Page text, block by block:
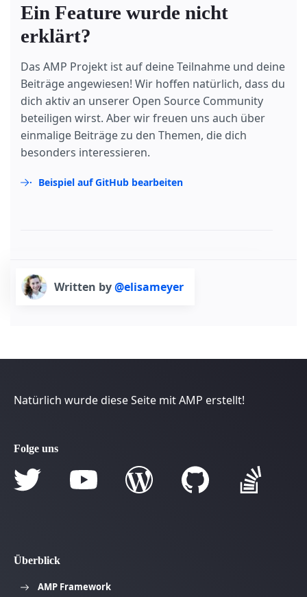
Ein Feature wurde nicht
erklärt?
Das AMP Projekt ist auf deine Teilnahme und deine
Beiträge angewiesen! Wir hoffen natürlich, dass du
dich aktiv an unserer Open Source Community
beteiligen wirst. Aber wir freuen uns auch über
einmalige Beiträge zu den Themen, die dich
besonders interessieren.
Beispiel auf GitHub bearbeiten
Written by@elisameyer
Natürlich wurde diese Seite mit AMP erstellt!
Folge uns
Überblick
AMP Framework